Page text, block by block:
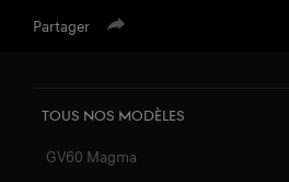
Partager
Tous nos MODÈLES
GV60 Magma